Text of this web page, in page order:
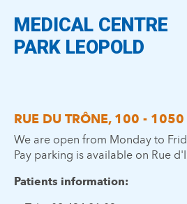
MEDICAL CENTRE
PARK LEOPOLD
RUE DU TRÔNE, 100 - 1050
We are open from Monday to
Pay parking is available on Rue
Patients information: